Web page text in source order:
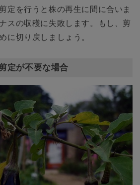
定を行うと株の再生に間に合いま
スの収穫に失敗します。もし、剪
に切り戻しましょう。
定が不要な場合